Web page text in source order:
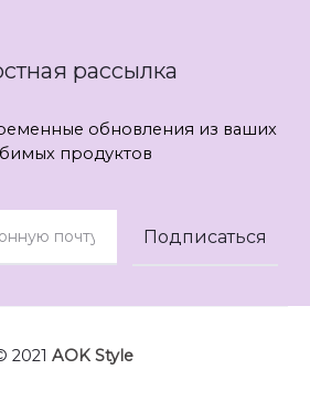
рассылка
обновления из ваших
продуктов
2021 AOK Style